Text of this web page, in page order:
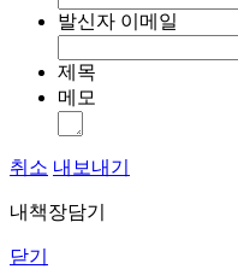
발신자 이메일
제목
메모
취소 내보내기
내책장담기
닫기